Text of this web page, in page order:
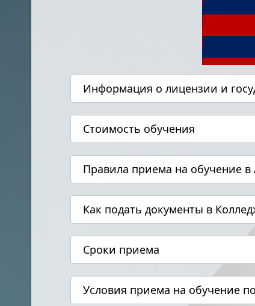
Информация о лицензии и
Стоимость обучения
Правила приема на обучение
Как подать документы в
Сроки приема
Условия приема на обучение